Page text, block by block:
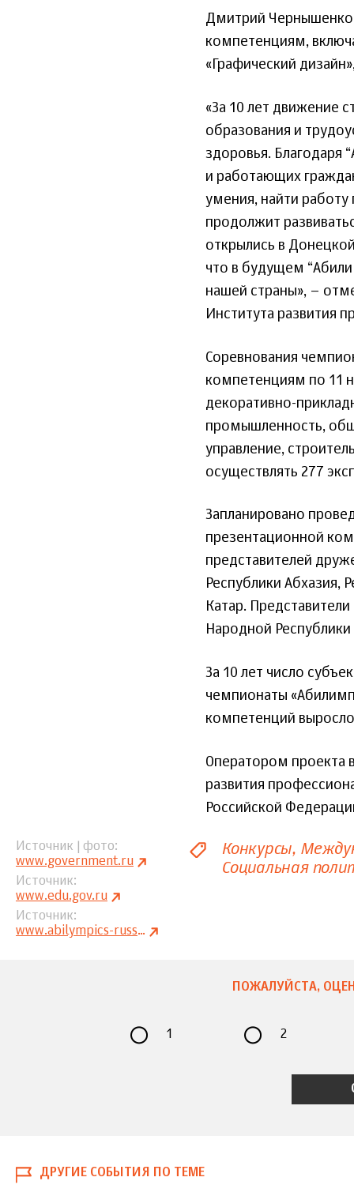
Дмитрий Чернышенко
компетенциям,
«Графический
«За 10 лет движение
образования и
здоровья. Благодаря
и работающих
умения, найти
продолжит
открылись в
что в будущем
нашей страны», –
Института развития
Соревнования
компетенциям по 11
декоративно-
промышленность,
управление,
осуществлять 277
Запланировано
презентационной
представителей
Республики Абхазия,
Катар.
Народной
За 10 лет число
чемпионаты
компетенций
Оператором проекта
развития
Российской
Источник | фото
www.government.ru
Источник
www.edu.gov.ru
Источник
www.abilympics-russia.ru
Конкурсы
Социальная
ПОЖАЛУЙСТА,
1 2
ДРУГИЕ СОБЫТИЯ ПО ТЕМЕ